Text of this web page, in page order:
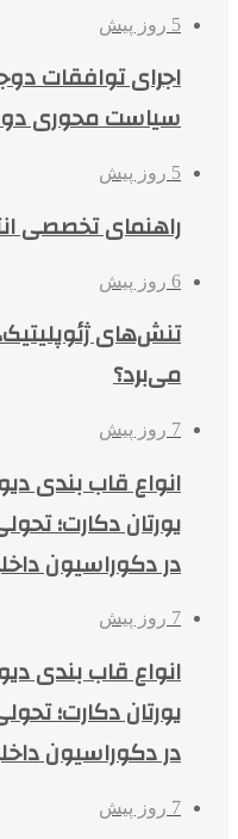
5 روز پیش
اجرای توافقات
سیاست محوری
5 روز پیش
راهنمای تخصصی
6 روز پیش
تنش‌های
می‌برد؟
7 روز پیش
انواع قاب بندی
یورتان دکارت؛
در دکوراسیون
7 روز پیش
انواع قاب بندی
یورتان دکارت؛
در دکوراسیون
7 روز پیش